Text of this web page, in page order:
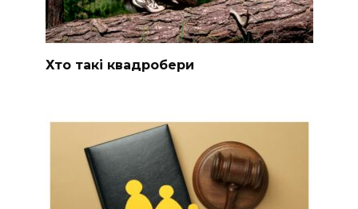
Хто такі квадробери